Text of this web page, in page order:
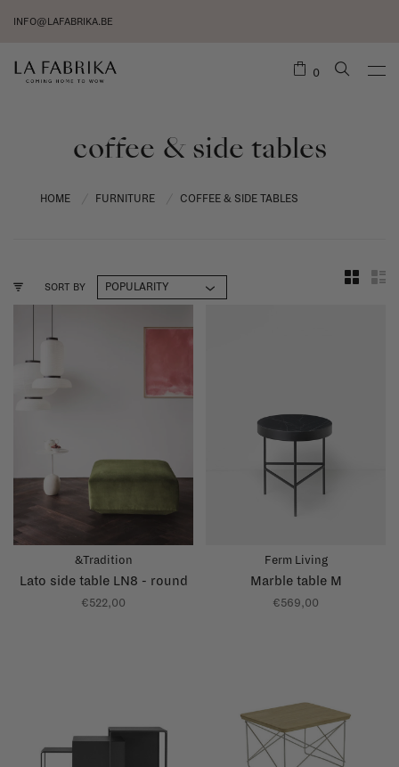
INFO@LAFABRIKA.BE
0
coffee & side tables
HOME FURNITURE COFFEE & SIDE TABLES
SORT BY
&Tradition
Lato side table LN8 - round
€522,00
Ferm Living
Marble table M
€569,00